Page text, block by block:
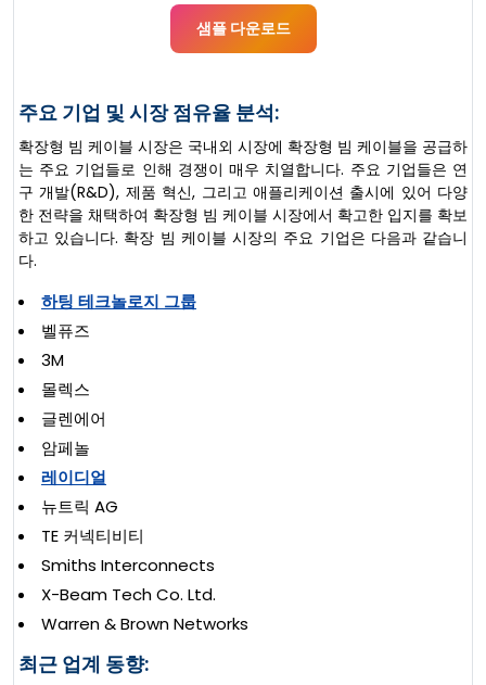
샘플 다운로드
주요 기업 및 시장 점유율 분석:
확장형 빔 케이블 시장은 국내외 시장에 확장형 빔 케이블을 공급하
는 주요 기업들로 인해 경쟁이 매우 치열합니다. 주요 기업들은 연
구 개발(R&D), 제품 혁신, 그리고 애플리케이션 출시에 있어 다양
한 전략을 채택하여 확장형 빔 케이블 시장에서 확고한 입지를 확보
하고 있습니다. 확장 빔 케이블 시장의 주요 기업은 다음과 같습니
다.
하팅 테크놀로지 그룹
벨퓨즈
3M
몰렉스
글렌에어
암페놀
레이디얼
뉴트릭 AG
TE 커넥티비티
Smiths Interconnects
X-Beam Tech Co. Ltd.
Warren & Brown Networks
최근 업계 동향: